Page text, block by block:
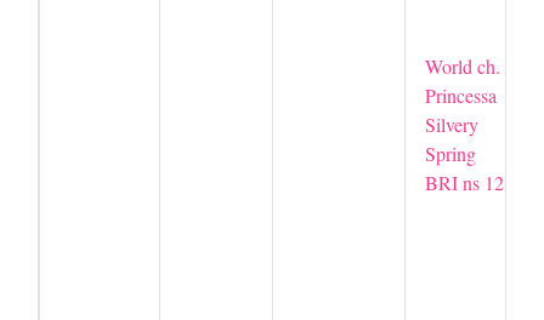
World ch.
Princessa
Silvery
Spring
BRI ns 12